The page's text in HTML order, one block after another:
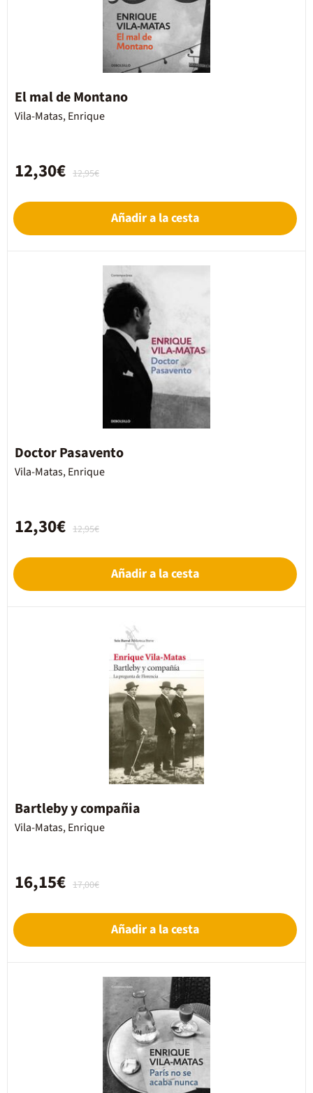
El mal de Montano
Vila-Matas, Enrique
12,95€
12,30€
Añadir a la cesta
Doctor Pasavento
Vila-Matas, Enrique
12,95€
12,30€
Añadir a la cesta
Bartleby y compañia
Vila-Matas, Enrique
17,00€
16,15€
Añadir a la cesta